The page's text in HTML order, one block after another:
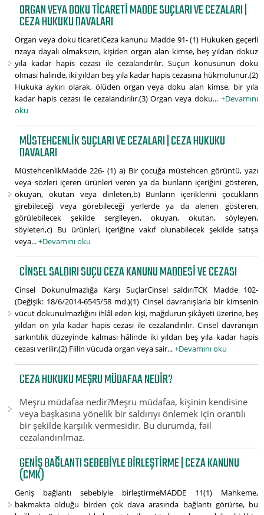
ORGAN VEYA DOKU TICARETI MADDE SUÇLARI VE CEZALARI |
CEZA HUKUKU DAVALARI
Organ veya doku ticaretiCeza kanunu Madde 91- (1) Hukuken geçerli
rızaya dayalı olmaksızın, kişiden organ alan kimse, beş yıldan dokuz
yıla kadar hapis cezası ile cezalandırılır. Suçun konusunun doku
olması halinde, iki yıldan beş yıla kadar hapis cezasına hükmolunur.(2)
Hukuka aykırı olarak, ölüden organ veya doku alan kimse, bir yıla
kadar hapis cezası ile cezalandırılır.(3) Organ veya doku... +Devamını
oku
MÜSTEHCENLIK SUÇLARI VE CEZALARI | CEZA HUKUKU
DAVALARI
MüstehcenlikMadde 226- (1) a) Bir çocuğa müstehcen görüntü, yazı
veya sözleri içeren ürünleri veren ya da bunların içeriğini gösteren,
okuyan, okutan veya dinleten,b) Bunların içeriklerini çocukların
girebileceği veya görebileceği yerlerde ya da alenen gösteren,
görülebilecek şekilde sergileyen, okuyan, okutan, söyleyen,
söyleten,c) Bu ürünleri, içeriğine vakıf olunabilecek şekilde satışa
veya...+Devamını oku
CINSEL SALDIRI SUÇU CEZA KANUNU MADDESI VE CEZASI
Cinsel Dokunulmazlığa Karşı SuçlarCinsel saldırıTCK Madde 102-
(Değişik: 18/6/2014-6545/58 md.)(1) Cinsel davranışlarla bir kimsenin
vücut dokunulmazlığını ihlâl eden kişi, mağdurun şikâyeti üzerine, beş
yıldan on yıla kadar hapis cezası ile cezalandırılır. Cinsel davranışın
sarkıntılık düzeyinde kalması hâlinde iki yıldan beş yıla kadar hapis
cezası verilir.(2) Fiilin vücuda organ veya sair...+Devamını oku
CEZA HUKUKU MEŞRU MÜDAFAA NEDIR?
Meşru müdafaa nedir?Meşru müdafaa, kişinin kendisine
veya başkasına yönelik bir saldırıyı önlemek için orantılı
bir şekilde karşılık vermesidir. Bu durumda, fail
cezalandırılmaz.
GENIŞ BAĞLANTI SEBEBIYLE BIRLEŞTIRME | CEZA KANUNU
(CMK)
Geniş bağlantı sebebiyle birleştirmeMADDE 11(1) Mahkeme,
bakmakta olduğu birden çok dava arasında bağlantı görürse, bu